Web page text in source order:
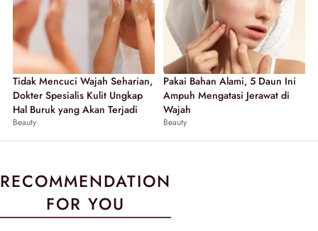
Tidak Mencuci Wajah Seharian,
Dokter Spesialis Kulit Ungkap
Hal Buruk yang Akan Terjadi
Beauty
Pakai Bahan Alami, 5 Daun Ini
Ampuh Mengatasi Jerawat di
Wajah
Beauty
RECOMMENDATION
FOR YOU